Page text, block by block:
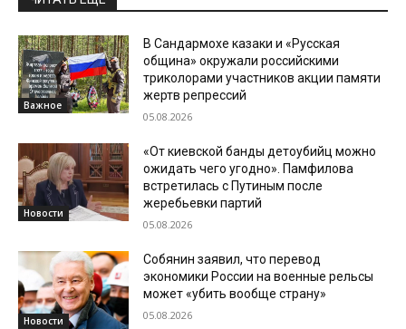
Важное
В Сандармохе казаки и «Русская
община» окружали российскими
триколорами участников акции памяти
жертв репрессий
05.08.2026
Новости
«От киевской банды детоубийц можно
ожидать чего угодно». Памфилова
встретилась с Путиным после
жеребьевки партий
05.08.2026
Новости
Собянин заявил, что перевод
экономики России на военные рельсы
может «убить вообще страну»
05.08.2026